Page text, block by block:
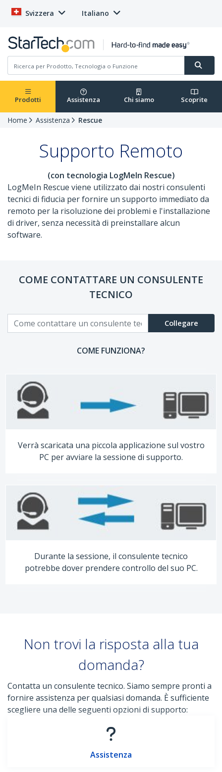
Svizzera Italiano
Prodotti Assistenza Chi siamo Scoprite
Home Assistenza Rescue
Supporto Remoto
(con tecnologia LogMeIn Rescue)
LogMeIn Rescue viene utilizzato dai nostri consulenti
tecnici di fiducia per fornire un supporto immediato da
remoto per la risoluzione dei problemi e l'installazione
di driver, senza necessità di preinstallare alcun
software.
COME CONTATTARE UN CONSULENTE
TECNICO
Collegare
COME FUNZIONA?
Verrà scaricata una piccola applicazione sul vostro
PC per avviare la sessione di supporto.
Durante la sessione, il consulente tecnico
potrebbe dover prendere controllo del suo PC.
Non trovi la risposta alla tua
domanda?
Contatta un consulente tecnico. Siamo sempre pronti a
fornire assistenza per qualsiasi domanda. È sufficiente
scegliere una delle seguenti opzioni di supporto:
Assistenza